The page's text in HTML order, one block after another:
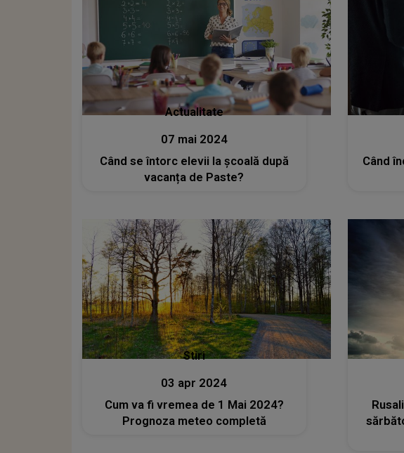
Actualitate
07 mai 2024
Când se întorc elevii la școală după
vacanța de Paste?
Când
Stiri
03 apr 2024
Cum va fi vremea de 1 Mai 2024?
Prognoza meteo completă